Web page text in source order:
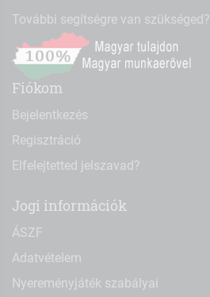
További segítségre van szükséged?
Fiókom
Bejelentkezés
Regisztráció
Elfelejtetted jelszavad?
Jogi információk
ÁSZF
Adatvételem
Nyereményjáték szabályai